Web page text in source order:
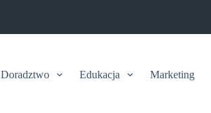
Doradztwo Edukacja Marketing